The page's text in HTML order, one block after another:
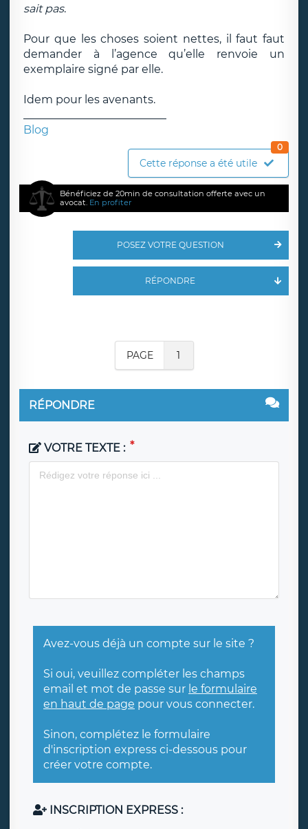
sait pas.
Pour que les choses soient nettes, il faut faut
demander à l’agence qu’elle renvoie un
exemplaire signé par elle.
Idem pour les avenants.
Blog
Cette réponse a été utile
0
Bénéficiez de 20min de consultation offerte avec un
avocat. En profiter
POSEZ VOTRE QUESTION
RÉPONDRE
PAGE 1
RÉPONDRE
VOTRE TEXTE :
Avez-vous déjà un compte sur le site ?
Si oui, veuillez compléter les champs
email et mot de passe sur le formulaire
en haut de page pour vous connecter.
Sinon, complétez le formulaire
d'inscription express ci-dessous pour
créer votre compte.
INSCRIPTION EXPRESS :